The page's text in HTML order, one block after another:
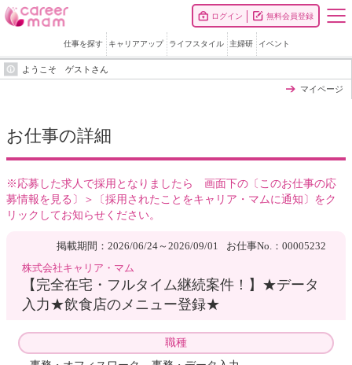
ログイン 無料会員登録
仕事を探す キャリアアップ ライフスタイル 主婦研 イベント
ようこそ ゲストさん
マイページ
お仕事の詳細
※応募した求人で採用となりましたら 画面下の〔このお仕事の応
募情報を見る〕＞〔採用されたことをキャリア・マムに通知〕をク
リックしてお知らせください。
掲載期間：2026/06/24～2026/09/01
お仕事No.：00005232
株式会社キャリア・マム
【完全在宅・フルタイム継続案件！】★データ
入力★飲食店のメニュー登録★
職種